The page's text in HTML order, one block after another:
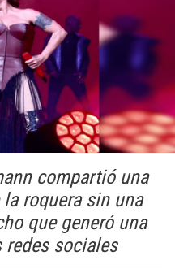
compartió una
roquera sin una
que generó una
redes sociales